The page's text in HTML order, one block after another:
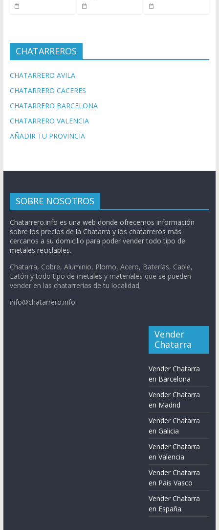
CHATARREROS
CHATARRERO AVILA
CHATARRERO CACERES
CHATARRERO BARCELONA
CHATARRERO VALENCIA
AÑADIR TU PROVINCIA
SOBRE NOSOTROS
Chatarrero.info es una web donde ofrecemos información
sobre los precios de la Chatarra y los chatarreros más
cercanos a su domicilio para poder vender todo tipo de
metales reciclables.
Chatarra, Cobre, Aluminio, Plomo, Acero, Baterías, Cable,
Latón y todo tipo de metales y materiales que se pueden
vender en las chatarrerías de tu localidad.
info@chatarrero.info
Vender
Chatarra
Vender Chatarra
en Barcelona
Vender Chatarra
en Madrid
Vender Chatarra
en Galicia
Vender Chatarra
en Valencia
Vender Chatarra
en Pais Vasco
Vender Chatarra
en España